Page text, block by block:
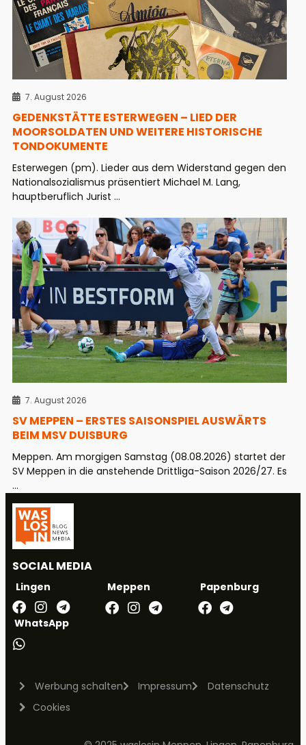
7. August 2026
GEDENKSTÄTTE ESTERWEGEN – LIED DER
MOORSOLDATEN UND WEITERE HISTORISCHE
TONDOKUMENTE
Esterwegen (pm). Lieder aus dem Widerstand gegen den
Nationalsozialismus präsentiert Michael M. Lang,
hauptberuflich Jurist ...
7. August 2026
SV MEPPEN – ERSTES SAISONSPIEL AUSWÄRTS
BEIM MSV DUISBURG
Meppen. Am morgigen Samstag (08.08.2026) startet der
SV Meppen in die anstehende Drittliga-Saison 2026/27. Es
...
SOCIAL MEDIA
Lingen Meppen Papenburg
WhatsApp
Werbung schalten Impressum
Datenschutz
Cookies